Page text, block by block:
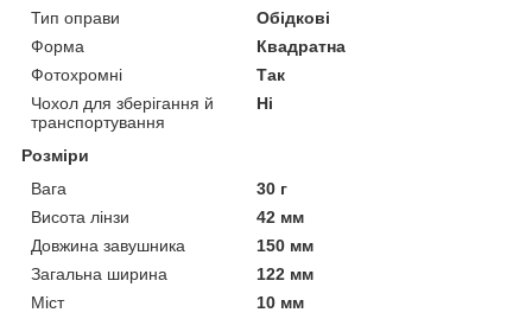
Тип оправи
Обідкові
Форма
Квадратна
Фотохромні
Так
Чохол для зберігання й
транспортування
Ні
Розміри
Вага
30 г
Висота лінзи
42 мм
Довжина завушника
150 мм
Загальна ширина
122 мм
Міст
10 мм